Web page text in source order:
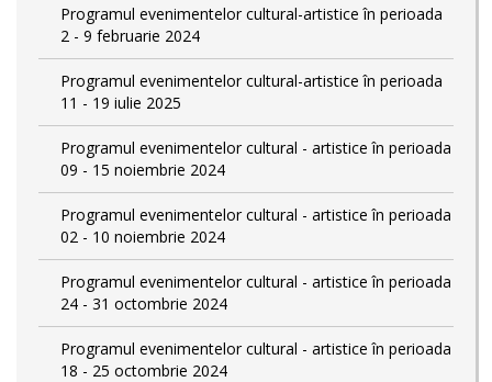
Programul evenimentelor cultural-artistice în perioada
2 - 9 februarie 2024
Programul evenimentelor cultural-artistice în perioada
11 - 19 iulie 2025
Programul evenimentelor cultural - artistice în perioada
09 - 15 noiembrie 2024
Programul evenimentelor cultural - artistice în perioada
02 - 10 noiembrie 2024
Programul evenimentelor cultural - artistice în perioada
24 - 31 octombrie 2024
Programul evenimentelor cultural - artistice în perioada
18 - 25 octombrie 2024